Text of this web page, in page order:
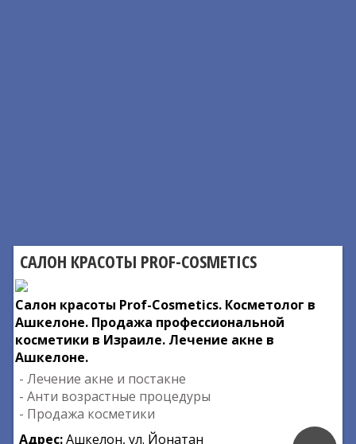
САЛОН КРАСОТЫ PROF-COSMETICS
Салон красоты Prof-Cosmetics. Косметолог в
Ашкелоне. Продажа профессиональной
косметики в Израиле. Лечение акне в
Ашкелоне.
- Лечение акне и постакне
- Анти возрастные процедуры
- Продажа косметики
Адрес:Ашкелон, ул. Йонатан